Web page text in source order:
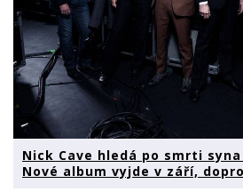
Nick Cave hledá po smrti
Nové album vyjde v září,